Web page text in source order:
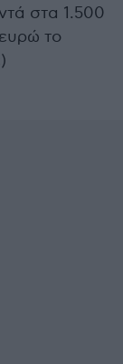
στα 1.500
το